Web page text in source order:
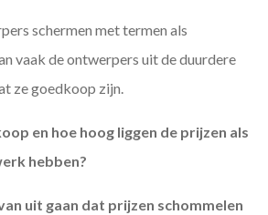
schermen met termen als
vaak de ontwerpers uit de duurdere
ze goedkoop zijn.
en hoe hoog liggen de prijzen als
hebben?
uit gaan dat prijzen schommelen